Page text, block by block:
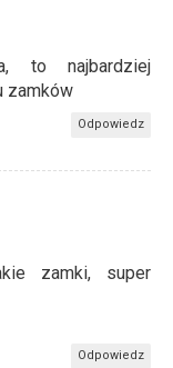
to najbardziej
zamków
Odpowiedz
zamki, super
Odpowiedz